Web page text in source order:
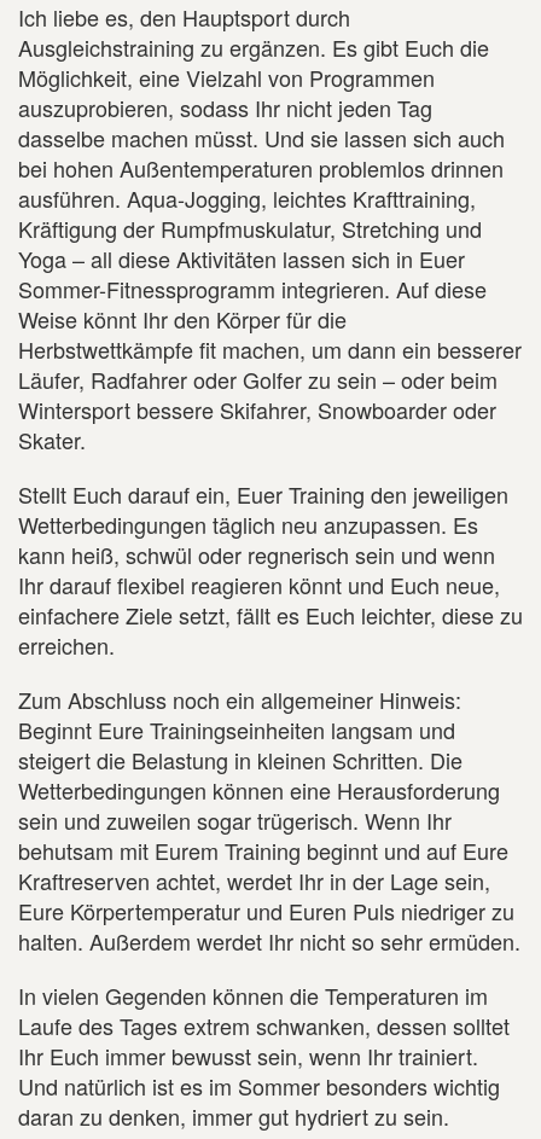
Ich liebe es, den Hauptsport durch
Ausgleichstraining zu ergänzen. Es gibt Euch die
Möglichkeit, eine Vielzahl von Programmen
auszuprobieren, sodass Ihr nicht jeden Tag
dasselbe machen müsst. Und sie lassen sich auch
bei hohen Außentemperaturen problemlos drinnen
ausführen. Aqua-Jogging, leichtes Krafttraining,
Kräftigung der Rumpfmuskulatur, Stretching und
Yoga – all diese Aktivitäten lassen sich in Euer
Sommer-Fitnessprogramm integrieren. Auf diese
Weise könnt Ihr den Körper für die
Herbstwettkämpfe fit machen, um dann ein besserer
Läufer, Radfahrer oder Golfer zu sein – oder beim
Wintersport bessere Skifahrer, Snowboarder oder
Skater.
Stellt Euch darauf ein, Euer Training den jeweiligen
Wetterbedingungen täglich neu anzupassen. Es
kann heiß, schwül oder regnerisch sein und wenn
Ihr darauf flexibel reagieren könnt und Euch neue,
einfachere Ziele setzt, fällt es Euch leichter, diese zu
erreichen.
Zum Abschluss noch ein allgemeiner Hinweis:
Beginnt Eure Trainingseinheiten langsam und
steigert die Belastung in kleinen Schritten. Die
Wetterbedingungen können eine Herausforderung
sein und zuweilen sogar trügerisch. Wenn Ihr
behutsam mit Eurem Training beginnt und auf Eure
Kraftreserven achtet, werdet Ihr in der Lage sein,
Eure Körpertemperatur und Euren Puls niedriger zu
halten. Außerdem werdet Ihr nicht so sehr ermüden.
In vielen Gegenden können die Temperaturen im
Laufe des Tages extrem schwanken, dessen solltet
Ihr Euch immer bewusst sein, wenn Ihr trainiert.
Und natürlich ist es im Sommer besonders wichtig
daran zu denken, immer gut hydriert zu sein.